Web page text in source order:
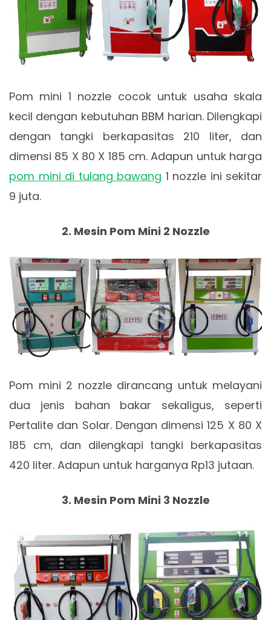
Pom mini 1 nozzle cocok untuk usaha skala
kecil dengan kebutuhan BBM harian. Dilengkapi
dengan tangki berkapasitas 210 liter, dan
dimensi 85 X 80 X 185 cm. Adapun untuk harga
pom mini di tulang bawang 1 nozzle ini sekitar
9 juta.
2. Mesin Pom Mini 2 Nozzle
Pom mini 2 nozzle dirancang untuk melayani
dua jenis bahan bakar sekaligus, seperti
Pertalite dan Solar. Dengan dimensi 125 X 80 X
185 cm, dan dilengkapi tangki berkapasitas
420 liter. Adapun untuk harganya Rp13 jutaan.
3. Mesin Pom Mini 3 Nozzle